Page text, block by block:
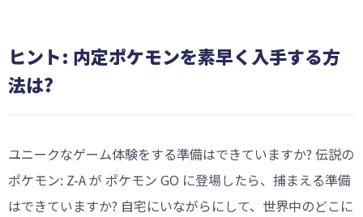
ヒント: 内定ポケモンを素早く入手する方
法は?
ユニークなゲーム体験をする準備はできていますか? 伝説の
ポケモン: Z-A が ポケモン GO に登場したら、捕まえる準備
はできていますか? 自宅にいながらにして、世界中のどこに